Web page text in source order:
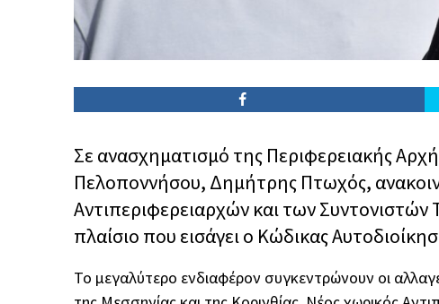
Σε ανασχηματισμό της Περιφερειακής
Πελοποννήσου, Δημήτρης Πτωχός,
Αντιπεριφερειαρχών και των
πλαίσιο που εισάγει ο Κώδικας
Το μεγαλύτερο ενδιαφέρον συγκεντρώνουν οι